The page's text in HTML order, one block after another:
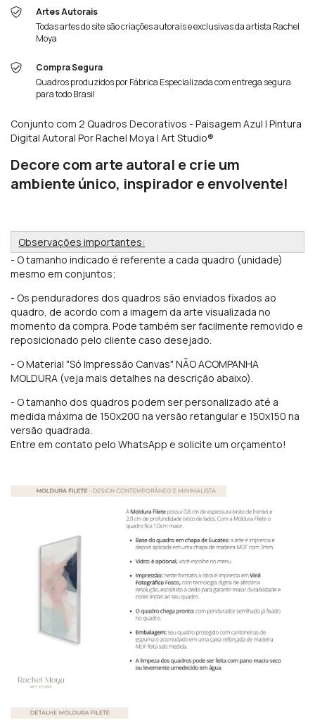
Artes Autorais
Todas artes do site são criações autorais e exclusivas da artista Rachel
Moya
Compra Segura
Quadros produzidos por Fábrica Especializada com entrega segura
para todo Brasil
Conjunto com 2 Quadros Decorativos - Paisagem Azul | Pintura
Digital Autoral Por Rachel Moya | Art Studio®
Decore com arte autoral e crie um
ambiente único, inspirador e envolvente!
Observações importantes:
- O tamanho indicado é referente a cada quadro (unidade)
mesmo em conjuntos;
- Os penduradores dos quadros são enviados fixados ao
quadro, de acordo com a imagem da arte visualizada no
momento da compra. Pode também ser facilmente removido e
reposicionado pelo cliente caso desejado.
- O Material "Só Impressão Canvas" NÃO ACOMPANHA
MOLDURA (veja mais detalhes na descrição abaixo).
- O tamanho dos quadros podem ser personalizado até a
medida máxima de 150x200 na versão retangular e 150x150 na
versão quadrada.
Entre em contato pelo WhatsApp e solicite um orçamento!